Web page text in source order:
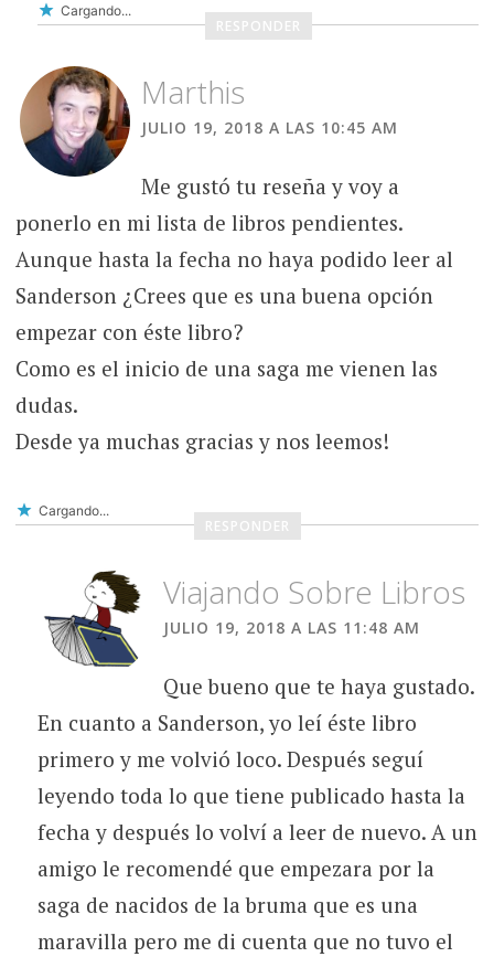
Cargando...
RESPONDER
Marthis
JULIO 19, 2018 A LAS 10:45 AM
Me gustó tu reseña y voy a
ponerlo en mi lista de libros pendientes.
Aunque hasta la fecha no haya podido leer al
Sanderson ¿Crees que es una buena opción
empezar con éste libro?
Como es el inicio de una saga me vienen las
dudas.
Desde ya muchas gracias y nos leemos!
Cargando...
RESPONDER
Viajando Sobre Libros
JULIO 19, 2018 A LAS 11:48 AM
Que bueno que te haya gustado.
En cuanto a Sanderson, yo leí éste libro
primero y me volvió loco. Después seguí
leyendo toda lo que tiene publicado hasta la
fecha y después lo volví a leer de nuevo. A un
amigo le recomendé que empezara por la
saga de nacidos de la bruma que es una
maravilla pero me di cuenta que no tuvo el